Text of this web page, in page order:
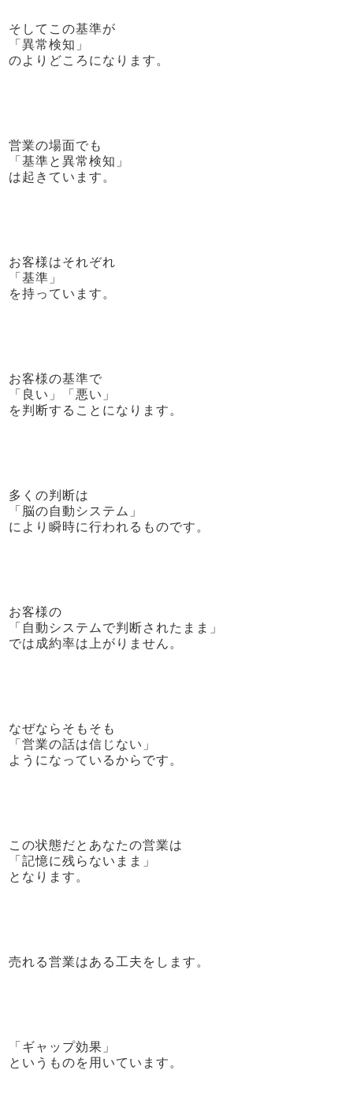
そしてこの基準が
「異常検知」
のよりどころになります。
営業の場面でも
「基準と異常検知」
は起きています。
お客様はそれぞれ
「基準」
を持っています。
お客様の基準で
「良い」「悪い」
を判断することになります。
多くの判断は
「脳の自動システム」
により瞬時に行われるものです。
お客様の
「自動システムで判断されたまま」
では成約率は上がりません。
なぜならそもそも
「営業の話は信じない」
ようになっているからです。
この状態だとあなたの営業は
「記憶に残らないまま」
となります。
売れる営業はある工夫をします。
「ギャップ効果」
というものを用いています。